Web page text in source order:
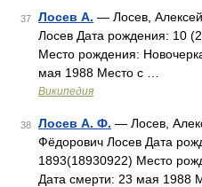
37 Лосев А. — Лосев,
Лосев Дата рождения: 10
Место рождения:
мая 1988 Место с …
Википедия
38 Лосев А. Ф. — Лосев,
Фёдорович Лосев Дата
1893(18930922) Место
Дата смерти: 23 мая 1988